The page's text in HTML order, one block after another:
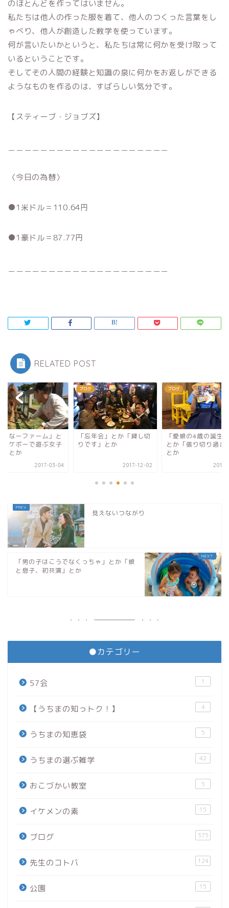
のほとんどを作ってはいません。
私たちは他人の作った服を着て、他人のつくった言葉をし
ゃべり、他人が創造した数学を使っています。
何が言いたいかというと、私たちは常に何かを受け取って
いるということです。
そしてその人間の経験と知識の泉に何かをお返しができる
ようなものを作るのは、すばらしい気分です。
【スティーブ・ジョブズ】
〈今日の為替〉
●1米ドル＝110.64円
●1豪ドル＝87.77円
RELATED POST
ちなーファーム」と
スケボーで遊ぶ女子
」とか
2017-03-04
ブログ
「忘年会」とか「貸し切
りです」とか
2017-12-02
ブログ
「愛娘の4歳の誕生
とか「張り切り過
とか
2017-
見えないつながり
「男の子はこうでなくっちゃ」とか「娘
と息子、初共演」とか
●カテゴリー
57会 1
【うちまの知っトク！】 4
うちまの知恵袋 5
うちまの選ぶ雑学 42
おこづかい教室 5
イケメンの素 15
ブログ 375
先生のコトバ 124
公園 15